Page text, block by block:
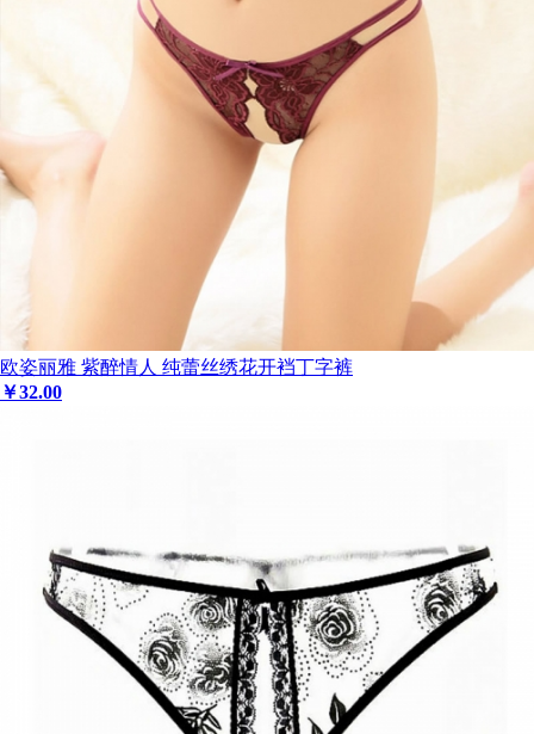
欧姿丽雅 紫醉情人 纯蕾丝绣花开裆丁字裤
￥32.00